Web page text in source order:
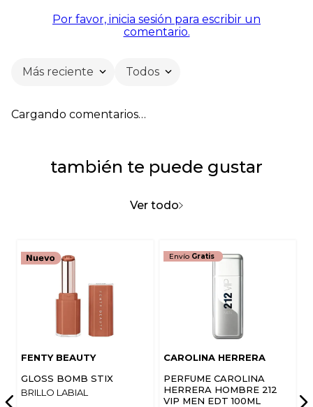
Por favor, inicia sesión para escribir un
comentario.
Más reciente Todos
Cargando comentarios…
también te puede gustar
Ver todo
FENTY BEAUTY
GLOSS BOMB STIX
BRILLO LABIAL
Envío Gratis
CAROLINA HERRERA
PERFUME CAROLINA
HERRERA HOMBRE 212
VIP MEN EDT 100ML